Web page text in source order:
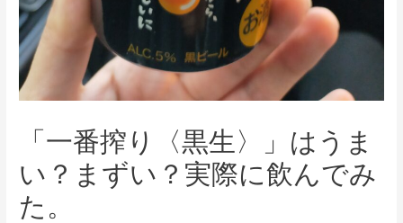
「一番搾り〈黒生〉」はうま
い？まずい？実際に飲んでみ
た。